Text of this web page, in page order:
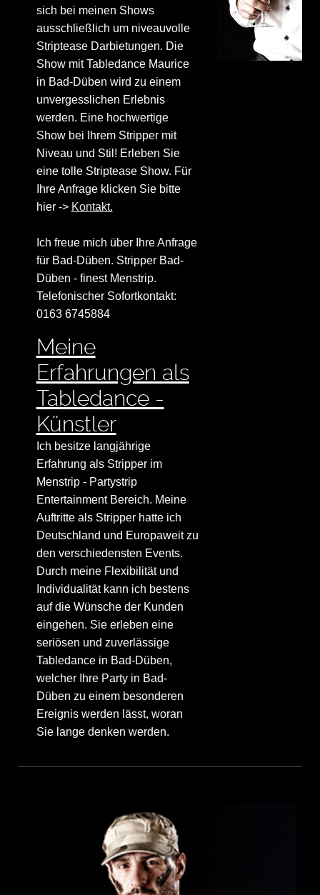
sich bei meinen Shows
ausschließlich um niveauvolle
Striptease Darbietungen. Die
Show mit Tabledance Maurice
in Bad-Düben wird zu einem
unvergesslichen Erlebnis
werden. Eine hochwertige
Show bei Ihrem Stripper mit
Niveau und Stil! Erleben Sie
eine tolle Striptease Show. Für
Ihre Anfrage klicken Sie bitte
hier -> Kontakt.
Ich freue mich über Ihre Anfrage
für Bad-Düben. Stripper Bad-
Düben - finest Menstrip.
Telefonischer Sofortkontakt:
0163 6745884
Meine
Erfahrungen als
Tabledance -
Künstler
Ich besitze langjährige
Erfahrung als Stripper im
Menstrip - Partystrip
Entertainment Bereich. Meine
Auftritte als Stripper hatte ich
Deutschland und Europaweit zu
den verschiedensten Events.
Durch meine Flexibilität und
Individualität kann ich bestens
auf die Wünsche der Kunden
eingehen. Sie erleben eine
seriösen und zuverlässige
Tabledance in Bad-Düben,
welcher Ihre Party in Bad-
Düben zu einem besonderen
Ereignis werden lässt, woran
Sie lange denken werden.